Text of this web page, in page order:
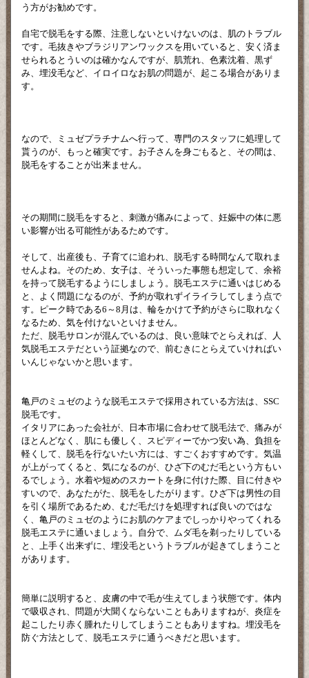
う方がお勧めです。
自宅で脱毛をする際、注意しないといけないのは、肌のトラブル
です。毛抜きやブラジリアンワックスを用いていると、安く済ま
せられるとういのは確かなんですが、肌荒れ、色素沈着、黒ず
み、埋没毛など、イロイロなお肌の問題が、起こる場合がありま
す。
なので、ミュゼプラチナムへ行って、専門のスタッフに処理して
貰うのが、もっと確実です。お子さんを身ごもると、その間は、
脱毛をすることが出来ません。
その期間に脱毛をすると、刺激が痛みによって、妊娠中の体に悪
い影響が出る可能性があるためです。
そして、出産後も、子育てに追われ、脱毛する時間なんて取れま
せんよね。そのため、女子は、そういった事態も想定して、余裕
を持って脱毛するようにしましょう。脱毛エステに通いはじめる
と、よく問題になるのが、予約が取れずイライラしてしまう点で
す。ピーク時である6～8月は、輪をかけて予約がさらに取れなく
なるため、気を付けないといけません。
ただ、脱毛サロンが混んでいるのは、良い意味でとらえれば、人
気脱毛エステだという証拠なので、前むきにとらえていければい
いんじゃないかと思います。
亀戸のミュゼのような脱毛エステで採用されている方法は、SSC
脱毛です。
イタリアにあった会社が、日本市場に合わせて脱毛法で、痛みが
ほとんどなく、肌にも優しく、スピディーでかつ安い為、負担を
軽くして、脱毛を行ないたい方には、すごくおすすめです。気温
が上がってくると、気になるのが、ひざ下のむだ毛という方もい
るでしょう。水着や短めのスカートを身に付けた際、目に付きや
すいので、あなたがた、脱毛をしたがります。ひざ下は男性の目
を引く場所であるため、むだ毛だけを処理すれば良いのではな
く、亀戸のミュゼのようにお肌のケアまでしっかりやってくれる
脱毛エステに通いましょう。自分で、ムダ毛を剃ったりしている
と、上手く出来ずに、埋没毛というトラブルが起きてしまうこと
があります。
簡単に説明すると、皮膚の中で毛が生えてしまう状態です。体内
で吸収され、問題が大聞くならないこともありますねが、炎症を
起こしたり赤く腫れたりしてしまうこともありますね。埋没毛を
防ぐ方法として、脱毛エステに通うべきだと思います。